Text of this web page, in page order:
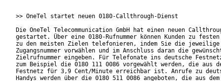
>> OneTel startet neuen 0180-Callthrough-Dienst
Die OneTel Telecommunication GmbH hat einen neuen
gestartet. Über eine 0180-Rufnummer können Kunden zu
zu den meisten Zielen telefonieren, indem Sie die jeweilige
Zugangsnummer vorwählen und im Anschluss daran die
Zielrufnummer eingeben. Für Telefonate ins deutsche
zum Beispiel die 0180 111 0086 vorgewählt werden, die aus
Festnetz für 3,9 Cent/Minute erreichbar ist. Anrufe zu
Handys werden über die 0180 511 0086 angeboten, die aus